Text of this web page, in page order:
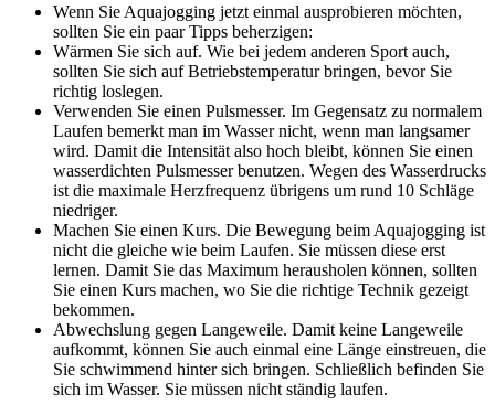
Wenn Sie Aquajogging jetzt einmal ausprobieren möchten,
sollten Sie ein paar Tipps beherzigen:
Wärmen Sie sich auf. Wie bei jedem anderen Sport auch,
sollten Sie sich auf Betriebstemperatur bringen, bevor Sie
richtig loslegen.
Verwenden Sie einen Pulsmesser. Im Gegensatz zu normalem
Laufen bemerkt man im Wasser nicht, wenn man langsamer
wird. Damit die Intensität also hoch bleibt, können Sie einen
wasserdichten Pulsmesser benutzen. Wegen des Wasserdrucks
ist die maximale Herzfrequenz übrigens um rund 10 Schläge
niedriger.
Machen Sie einen Kurs. Die Bewegung beim Aquajogging ist
nicht die gleiche wie beim Laufen. Sie müssen diese erst
lernen. Damit Sie das Maximum herausholen können, sollten
Sie einen Kurs machen, wo Sie die richtige Technik gezeigt
bekommen.
Abwechslung gegen Langeweile. Damit keine Langeweile
aufkommt, können Sie auch einmal eine Länge einstreuen, die
Sie schwimmend hinter sich bringen. Schließlich befinden Sie
sich im Wasser. Sie müssen nicht ständig laufen.